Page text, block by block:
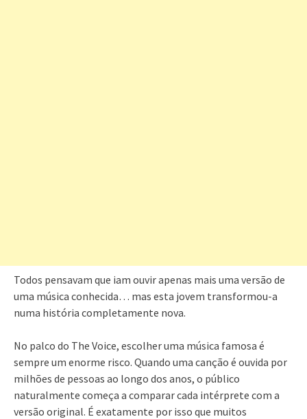
Todos pensavam que iam ouvir apenas mais uma versão de
uma música conhecida… mas esta jovem transformou-a
numa história completamente nova.
No palco do The Voice, escolher uma música famosa é
sempre um enorme risco. Quando uma canção é ouvida por
milhões de pessoas ao longo dos anos, o público
naturalmente começa a comparar cada intérprete com a
versão original. É exatamente por isso que muitos